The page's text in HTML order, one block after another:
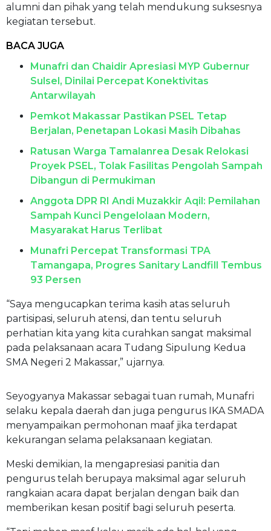
alumni dan pihak yang telah mendukung suksesnya
kegiatan tersebut.
BACA JUGA
Munafri dan Chaidir Apresiasi MYP Gubernur
Sulsel, Dinilai Percepat Konektivitas
Antarwilayah
Pemkot Makassar Pastikan PSEL Tetap
Berjalan, Penetapan Lokasi Masih Dibahas
Ratusan Warga Tamalanrea Desak Relokasi
Proyek PSEL, Tolak Fasilitas Pengolah Sampah
Dibangun di Permukiman
Anggota DPR RI Andi Muzakkir Aqil: Pemilahan
Sampah Kunci Pengelolaan Modern,
Masyarakat Harus Terlibat
Munafri Percepat Transformasi TPA
Tamangapa, Progres Sanitary Landfill Tembus
93 Persen
“Saya mengucapkan terima kasih atas seluruh
partisipasi, seluruh atensi, dan tentu seluruh
perhatian kita yang kita curahkan sangat maksimal
pada pelaksanaan acara Tudang Sipulung Kedua
SMA Negeri 2 Makassar,” ujarnya.
Seyogyanya Makassar sebagai tuan rumah, Munafri
selaku kepala daerah dan juga pengurus IKA SMADA
menyampaikan permohonan maaf jika terdapat
kekurangan selama pelaksanaan kegiatan.
Meski demikian, Ia mengapresiasi panitia dan
pengurus telah berupaya maksimal agar seluruh
rangkaian acara dapat berjalan dengan baik dan
memberikan kesan positif bagi seluruh peserta.